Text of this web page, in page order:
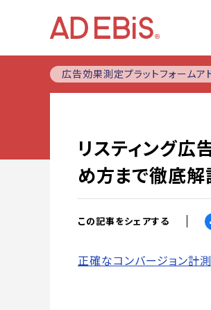
広告効果測定プラットフォームア
リスティング広
め方まで徹底解
この記事をシェアする
正確なコンバージョン計